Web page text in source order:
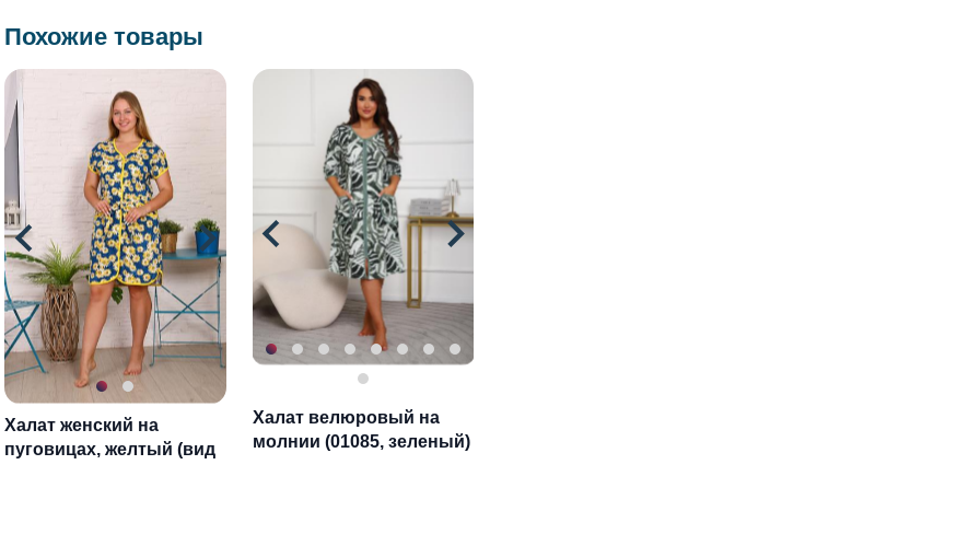
Похожие товары
Халат женский на
пуговицах, желтый (вид
Халат велюровый на
молнии (01085, зеленый)